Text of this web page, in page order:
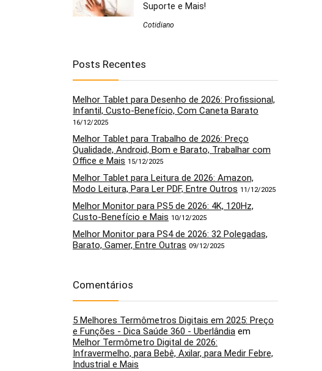
Suporte e Mais!
Cotidiano
Posts Recentes
Melhor Tablet para Desenho de 2026: Profissional,
Infantil, Custo-Benefício, Com Caneta Barato
16/12/2025
Melhor Tablet para Trabalho de 2026: Preço
Qualidade, Android, Bom e Barato, Trabalhar com
Office e Mais 15/12/2025
Melhor Tablet para Leitura de 2026: Amazon,
Modo Leitura, Para Ler PDF, Entre Outros 11/12/2025
Melhor Monitor para PS5 de 2026: 4K, 120Hz,
Custo-Benefício e Mais 10/12/2025
Melhor Monitor para PS4 de 2026: 32 Polegadas,
Barato, Gamer, Entre Outras 09/12/2025
Comentários
5 Melhores Termômetros Digitais em 2025: Preço
e Funções - Dica Saúde 360 - Uberlândia em
Melhor Termômetro Digital de 2026:
Infravermelho, para Bebê, Axilar, para Medir Febre,
Industrial e Mais